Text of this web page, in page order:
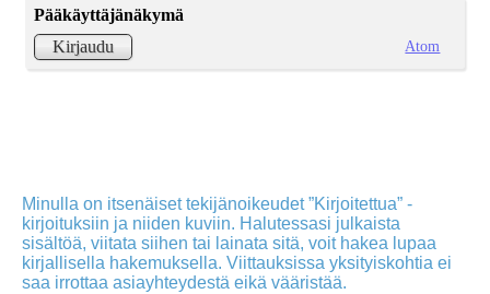
Pääkäyttäjänäkymä
Kirjaudu
Atom
Minulla on itsenäiset tekijänoikeudet ”Kirjoitettua” -
kirjoituksiin ja niiden kuviin. Halutessasi julkaista
sisältöä, viitata siihen tai lainata sitä, voit hakea lupaa
kirjallisella hakemuksella. Viittauksissa yksityiskohtia ei
saa irrottaa asiayhteydestä eikä vääristää.